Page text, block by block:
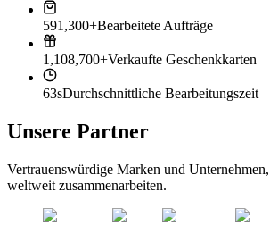
591,300+Bearbeitete Aufträge
1,108,700+Verkaufte Geschenkkarten
63sDurchschnittliche Bearbeitungszeit
Unsere Partner
Vertrauenswürdige Marken und
weltweit zusammenarbeiten.